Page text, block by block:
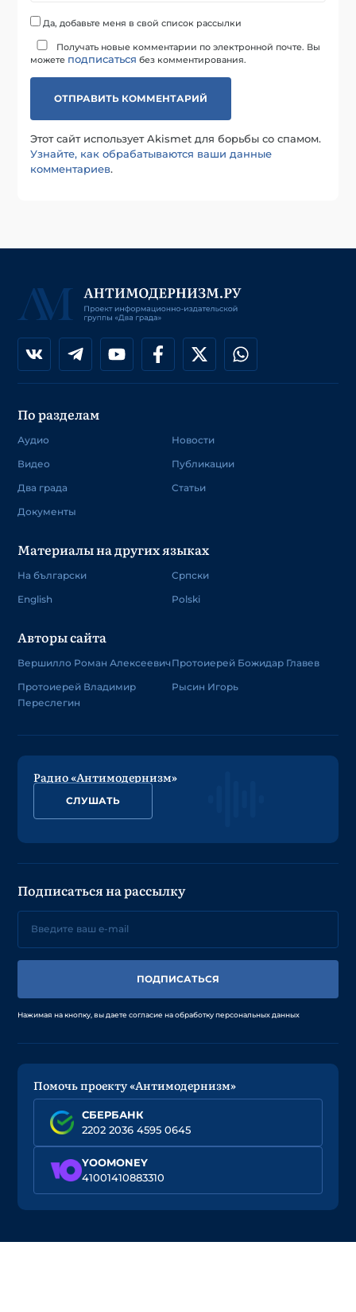
Да, добавьте меня в свой список рассылки
Получать новые комментарии по электронной почте. Вы
можете подписаться без комментирования.
Этот сайт использует Akismet для борьбы со спамом.
Узнайте, как обрабатываются ваши данные
комментариев.
По разделам
Аудио
Видео
Два града
Документы
Новости
Публикации
Статьи
Материалы на других языках
На български
English
Српски
Polski
Авторы сайта
Вершилло Роман Алексеевич
Протоиерей Владимир
Переслегин
Протоиерей Божидар Главев
Рысин Игорь
Радио «Антимодернизм»
СЛУШАТЬ
Подписаться на рассылку
ПОДПИСАТЬСЯ
Нажимая на кнопку, вы даете согласие на обработку персональных данных
Помочь проекту «Антимодернизм»
СБЕРБАНК
2202 2036 4595 0645
YOOMONEY
41001410883310